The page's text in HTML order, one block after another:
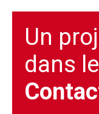
Un
dans